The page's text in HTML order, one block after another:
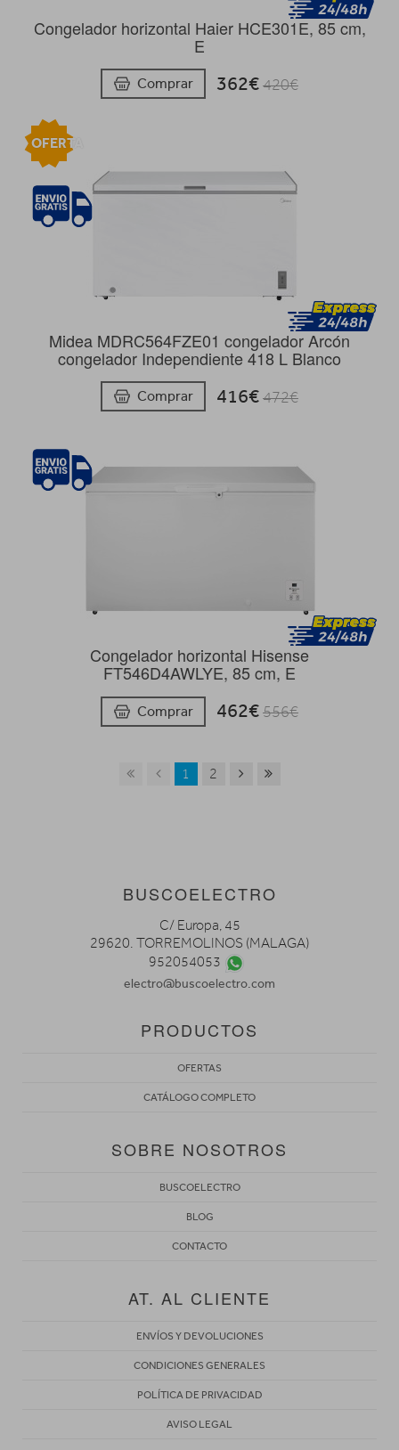
Congelador horizontal Haier HCE301E, 85 cm,
E
Comprar 362€420€
Midea MDRC564FZE01 congelador Arcón
congelador Independiente 418 L Blanco
Comprar 416€472€
OFERTA
Congelador horizontal Hisense
FT546D4AWLYE, 85 cm, E
Comprar 462€556€
1 2
BUSCOELECTRO
C/ Europa, 45
29620. TORREMOLINOS (MALAGA)
952054053
electro@buscoelectro.com
PRODUCTOS
OFERTAS
CATÁLOGO COMPLETO
SOBRE NOSOTROS
BUSCOELECTRO
BLOG
CONTACTO
AT. AL CLIENTE
ENVÍOS Y DEVOLUCIONES
CONDICIONES GENERALES
POLÍTICA DE PRIVACIDAD
AVISO LEGAL